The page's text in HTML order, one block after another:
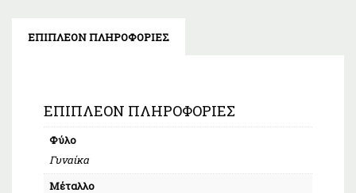
ΕΠΙΠΛΈΟΝ ΠΛΗΡΟΦΟΡΊΕΣ
ΕΠΙΠΛΈΟΝ ΠΛΗΡΟΦΟΡΊΕΣ
Φύλο
Γυναίκα
Μέταλλο